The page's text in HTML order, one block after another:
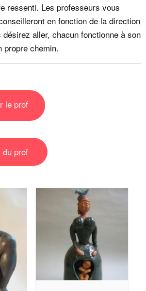
ressenti. Les professeurs vous
en fonction de la direction
aller, chacun fonctionne à son
propre chemin.
le prof